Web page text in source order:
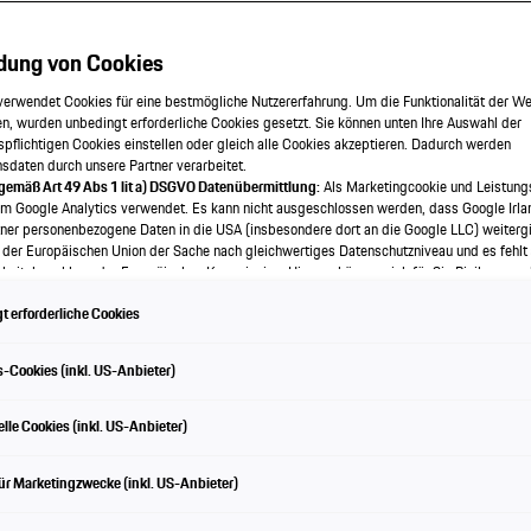
GT4 RS.
Modell entdecken
Leistung auf einen
von Cookies
Cookies für eine bestmögliche Nutzererfahrung. Um die Funktionalität der
wurden unbedingt erforderliche Cookies gesetzt. Sie können unten Ihre Auswahl der
Cookies einstellen oder gleich alle Cookies akzeptieren. Dadurch werden
durch unsere Partner verarbeitet.
Art 49 Abs 1 lit a) DSGVO Datenübermittlung:Als Marketingcookie und
Google Analytics verwendet. Es kann nicht ausgeschlossen werden, dass Google
personenbezogene Daten in die USA (insbesondere dort an die Google LLC)
Europäischen Union der Sache nach gleichwertiges Datenschutzniveau und es
der Europäischen Kommission. Hieraus können sich für Sie Risiken
weil nicht ausgeschlossen werden kann, dass aufgrund aktueller Gesetze US-
auch für US-Dienstleister erlauben, dann stimmen Sie damit auch gemäß Art 49
die für Zwecke von Google Analytics gesetzt werden, finden Sie in den Cookie-
für diese Website und die Cookies ist die Porsche Austria GmbH und Co. OG.
erforderliche Cookies
Cookies (inkl. US-Anbieter)
Cookies (inkl. US-Anbieter)
Marketingzwecke (inkl. US-Anbieter)